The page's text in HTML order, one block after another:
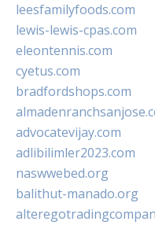
leesfamilyfoods.com
lewis-lewis-cpas.com
eleontennis.com
cyetus.com
bradfordshops.com
advocatevijay.com
adlibilimler2023.com
naswwebed.org
balithut-manado.org